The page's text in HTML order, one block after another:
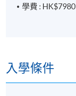
學費 : HK$7980
入學條件